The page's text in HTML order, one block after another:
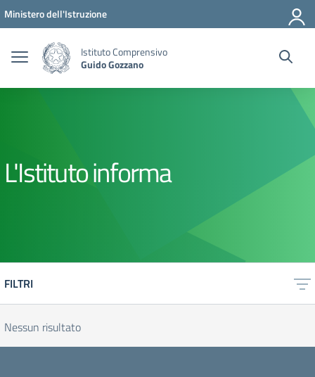
Vai ai contenuti
Vai al menu di navigazione
Vai al footer
Ministero dell'Istruzione
Istituto Comprensivo
Guido Gozzano
L'Istituto informa
FILTRI
Nessun risultato